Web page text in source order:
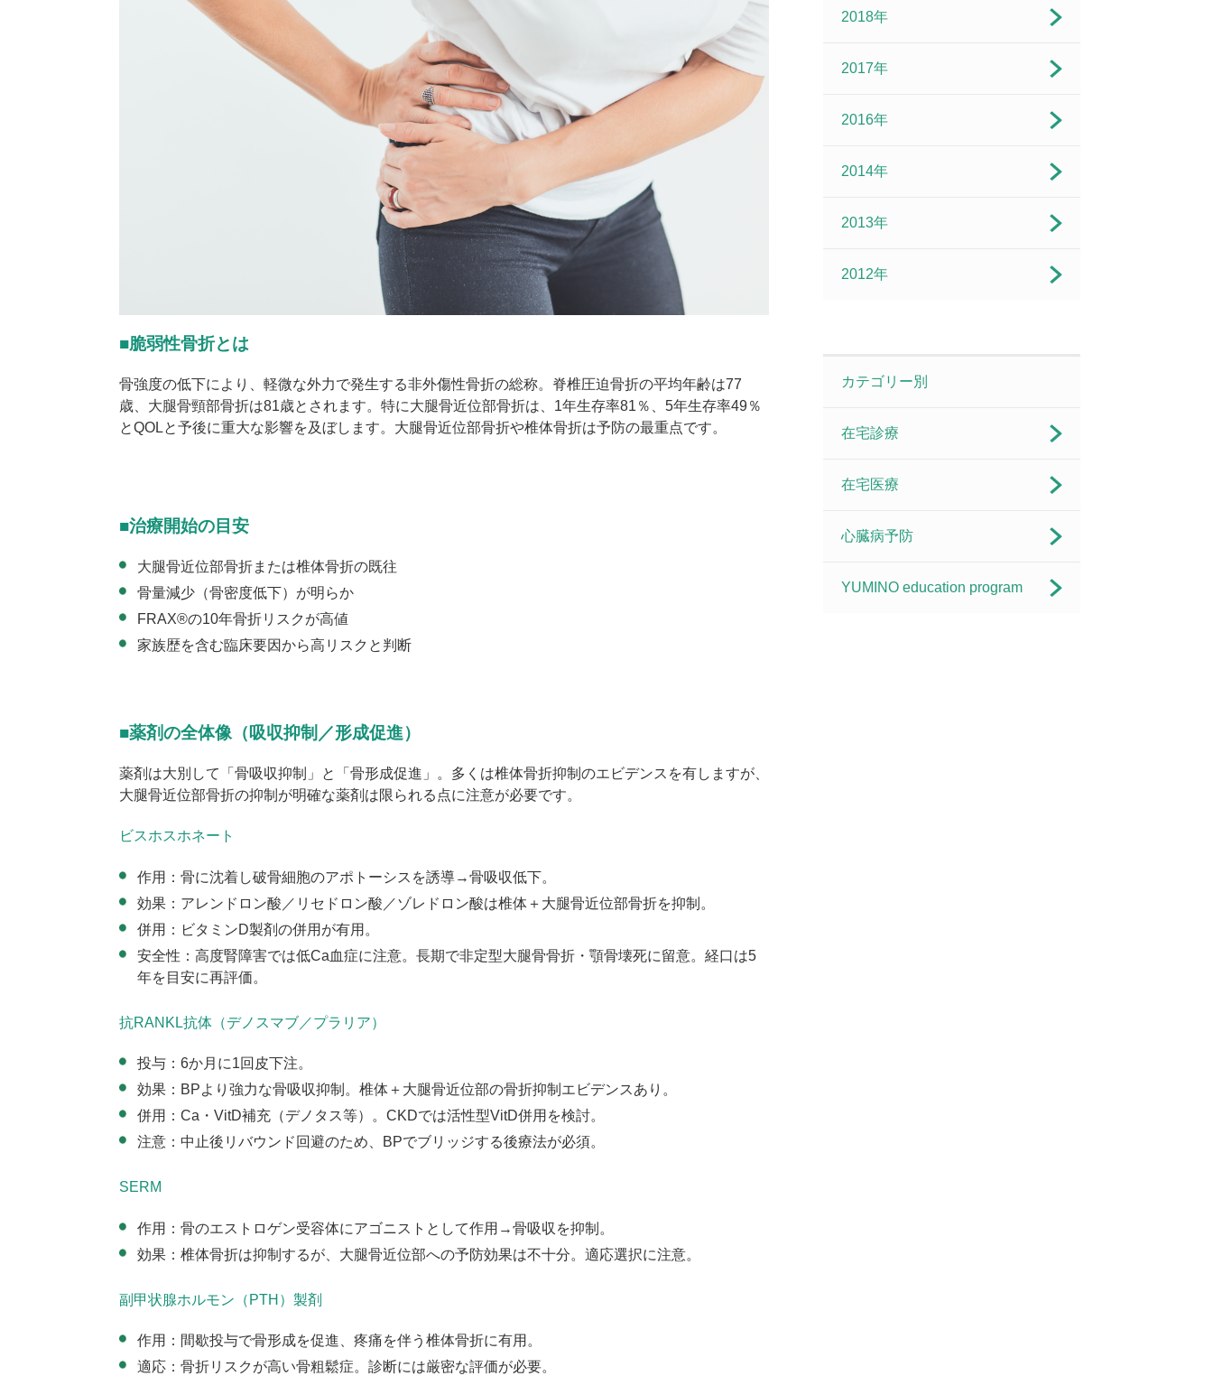
■脆弱性骨折とは
骨強度の低下により、軽微な外力で発生する非外傷性骨折の総称。脊椎圧迫骨折の平均年齢は77
歳、大腿骨頸部骨折は81歳とされます。特に大腿骨近位部骨折は、 1年生存率81 ％、 5年生存率49％
とQOLと予後に重大な影響を及ぼします。大腿骨近位部骨折や椎体骨折は予防の最重点です。
■治療開始の目安
大腿骨近位部骨折または椎体骨折の既往
骨量減少（骨密度低下）が明らか
FRAX®の10年骨折リスクが高値
家族歴を含む臨床要因から高リスクと判断
■薬剤の全体像（吸収抑制／形成促進）
薬剤は大別して「骨吸収抑制」と「骨形成促進」。多くは椎体骨折抑制のエビデンスを有しますが、
大腿骨近位部骨折の抑制が明確な薬剤は限られる点に注意が必要です。
ビスホスホネート
作用：骨に沈着し破骨細胞のアポトーシスを誘導→骨吸収低下。
効果：アレンドロン酸／リセドロン酸／ゾレドロン酸は椎体＋大腿骨近位部骨折を抑制。
併用：ビタミンD製剤の併用が有用。
安全性：高度腎障害では低Ca血症に注意。長期で非定型大腿骨骨折・顎骨壊死に留意。経口は5
年を目安に再評価。
抗RANKL抗体（デノスマブ／プラリア）
投与： 6か月に1回皮下注。
効果： BPより強力な骨吸収抑制。椎体＋大腿骨近位部の骨折抑制エビデンスあり。
併用： Ca ・ VitD補充（デノタス等）。 CKDでは活性型VitD併用を検討。
注意：中止後リバウンド回避のため、
BPでブリッジする後療法が必須。
SERM
作用：骨のエストロゲン受容体にアゴニストとして作用 →骨吸収を抑制。
効果：椎体骨折は抑制するが、大腿骨近位部への予防効果は不十分。適応選択に注意。
副甲状腺ホルモン（PTH）製剤
作用：間歇投与で骨形成を促進、疼痛を伴う椎体骨折に有用。
適応：骨折リスクが高い骨粗鬆症。診断には厳密な評価が必要。
2018年
2017年
2016年
2014年
2013年
2012年
カテゴリー別
在宅診療
在宅医療
心臓病予防
YUMINO education program